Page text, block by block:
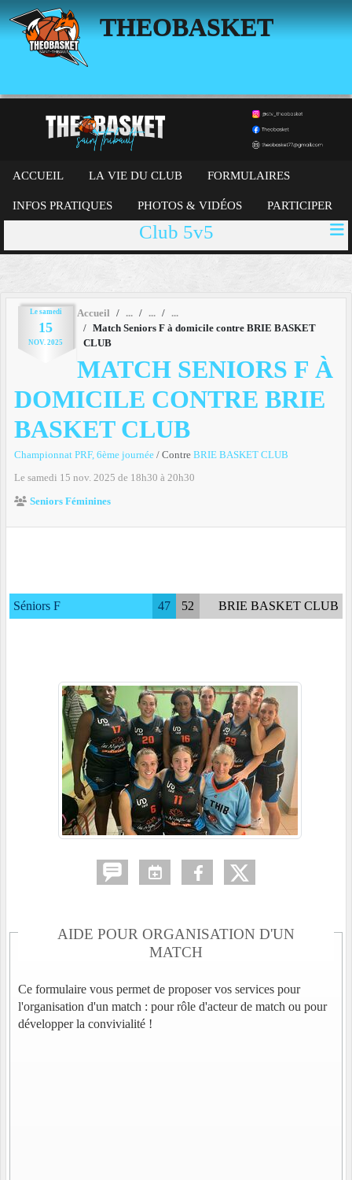
THEOBASKET
ACCUEIL LA VIE DU CLUB FORMULAIRES
INFOS PRATIQUES PHOTOS & VIDÉOS PARTICIPER
Club 5v5
Le samedi
15
NOV. 2025
Accueil
Match Seniors F à domicile contre BRIE BASKET
CLUB
MATCH SENIORS F À
DOMICILE CONTRE BRIE
BASKET CLUB
Championnat PRF, 6ème journée / Contre BRIE BASKET CLUB
Le samedi 15 nov. 2025 de 18h30 à 20h30
Seniors Féminines
Séniors F 47 52 BRIE BASKET CLUB
AIDE POUR ORGANISATION D'UN
MATCH
Ce formulaire vous permet de proposer vos services pour
l'organisation d'un match : pour rôle d'acteur de match ou pour
développer la convivialité !
Panneau de gestion des cookies